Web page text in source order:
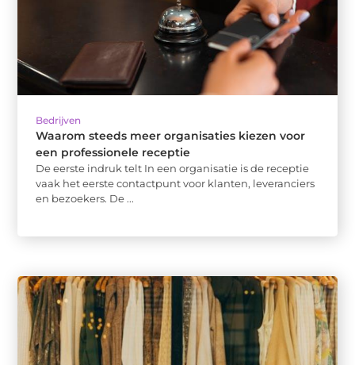
Bedrijven
Waarom steeds meer organisaties kiezen voor
een professionele receptie
De eerste indruk telt In een organisatie is de receptie
vaak het eerste contactpunt voor klanten, leveranciers
en bezoekers. De ...